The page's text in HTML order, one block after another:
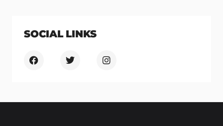
SOCIAL LINKS